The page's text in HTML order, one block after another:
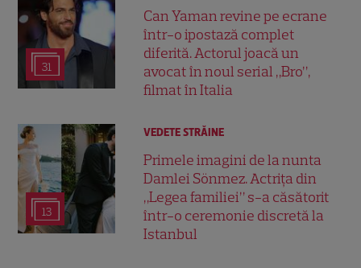
31
Can Yaman revine pe ecrane
într-o ipostază complet
diferită. Actorul joacă un
avocat în noul serial „Bro”,
filmat în Italia
13
VEDETE STRĂINE
Primele imagini de la nunta
Damlei Sönmez. Actrița din
„Legea familiei” s-a căsătorit
într-o ceremonie discretă la
Istanbul